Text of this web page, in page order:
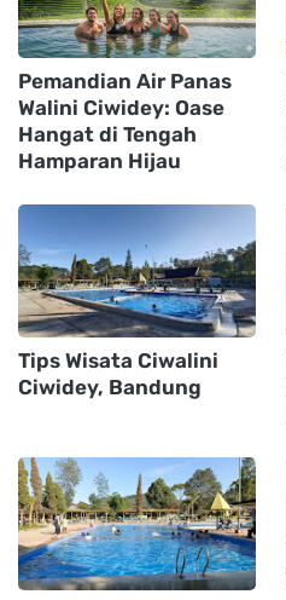
Pemandian Air Panas
Walini Ciwidey: Oase
Hangat di Tengah
Hamparan Hijau
Tips Wisata Ciwalini
Ciwidey, Bandung